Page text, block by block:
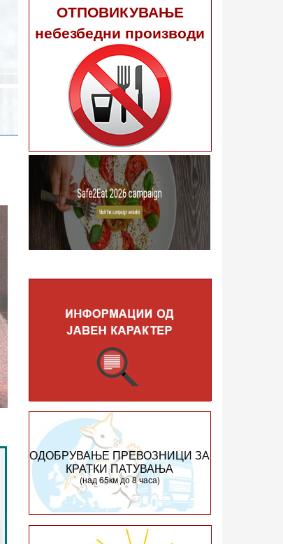
ОТПОВИКУВАЊЕ
небезбедни производи
ОДОБРУВАЊЕ ПРЕВОЗНИЦИ ЗА
КРАТКИ ПАТУВАЊА
(над 65км до 8 часа)